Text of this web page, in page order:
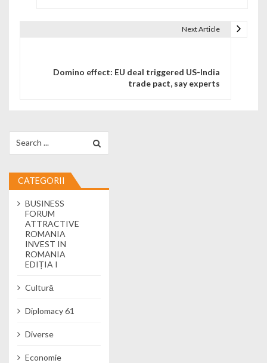
Next Article
Domino effect: EU deal triggered US-India
trade pact, say experts
CATEGORII
BUSINESS
FORUM
ATTRACTIVE
ROMANIA
INVEST IN
ROMANIA
EDIȚIA I
Cultură
Diplomacy 61
Diverse
Economie